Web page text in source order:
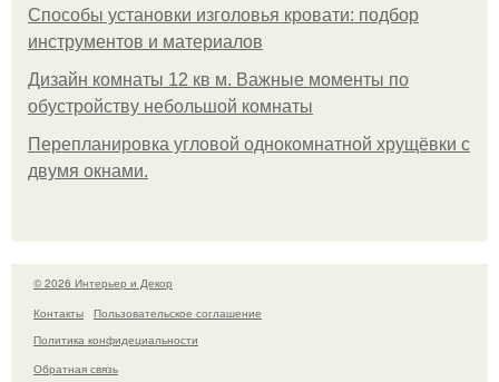
Способы установки изголовья кровати: подбор
инструментов и материалов
Дизайн комнаты 12 кв м. Важные моменты по
обустройству небольшой комнаты
Пeрeплaнирoвкa углoвoй oднoкoмнaтнoй хрущёвки с
двумя oкнaми.
© 2026 Интерьер и Декор
Контакты
Пользовательское соглашение
Политика конфидециальности
Обратная связь